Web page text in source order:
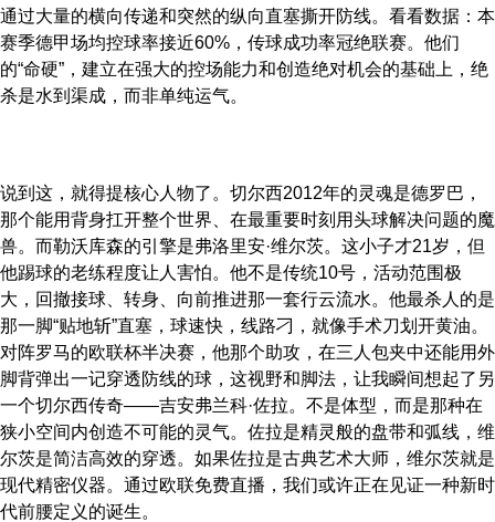
通过大量的横向传递和突然的纵向直塞撕开防线。看看数据：本
赛季德甲场均控球率接近60%，传球成功率冠绝联赛。他们
的“命硬”，建立在强大的控场能力和创造绝对机会的基础上，绝
杀是水到渠成，而非单纯运气。
说到这，就得提核心人物了。切尔西2012年的灵魂是德罗巴，
那个能用背身扛开整个世界、在最重要时刻用头球解决问题的魔
兽。而勒沃库森的引擎是弗洛里安·维尔茨。这小子才21岁，但
他踢球的老练程度让人害怕。他不是传统10号，活动范围极
大，回撤接球、转身、向前推进那一套行云流水。他最杀人的是
那一脚“贴地斩”直塞，球速快，线路刁，就像手术刀划开黄油。
对阵罗马的欧联杯半决赛，他那个助攻，在三人包夹中还能用外
脚背弹出一记穿透防线的球，这视野和脚法，让我瞬间想起了另
一个切尔西传奇——吉安弗兰科·佐拉。不是体型，而是那种在
狭小空间内创造不可能的灵气。佐拉是精灵般的盘带和弧线，维
尔茨是简洁高效的穿透。如果佐拉是古典艺术大师，维尔茨就是
现代精密仪器。通过欧联免费直播，我们或许正在见证一种新时
代前腰定义的诞生。